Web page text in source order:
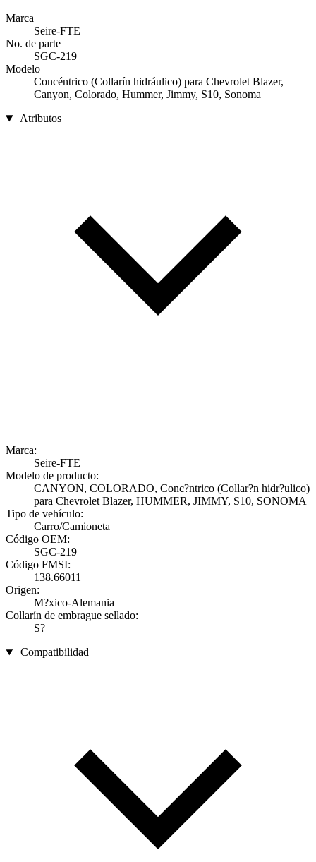
Marca
Seire-FTE
No. de parte
SGC-219
Modelo
Concéntrico (Collarín hidráulico) para Chevrolet Blazer,
Canyon, Colorado, Hummer, Jimmy, S10, Sonoma
Atributos
Marca:
Seire-FTE
Modelo de producto:
CANYON, COLORADO, Conc?ntrico (Collar?n hidr?ulico)
para Chevrolet Blazer, HUMMER, JIMMY, S10, SONOMA
Tipo de vehículo:
Carro/Camioneta
Código OEM:
SGC-219
Código FMSI:
138.66011
Origen:
M?xico-Alemania
Collarín de embrague sellado:
S?
Compatibilidad